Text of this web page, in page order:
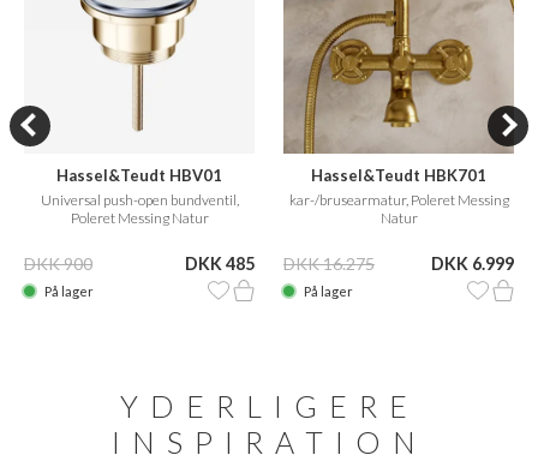
Hassel&Teudt HBV01
Universal push-open bundventil,
Poleret Messing Natur
DKK 900 DKK 485
På lager
Hassel&Teudt HBK701
kar-/brusearmatur, Poleret Messing
Natur
DKK 16.275 DKK 6.999
På lager
YDERLIGERE
INSPIRATION